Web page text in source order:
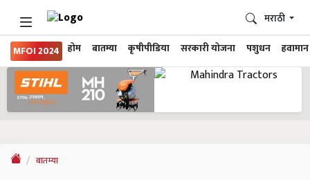
MFOI 2024 होम बातम्या कृषीपीडिया सरकारी योजना पशुधन हवामान
मराठी
बातम्या